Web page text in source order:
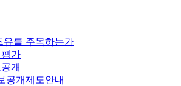
유를 주목하는가
가
개
공개제도안내